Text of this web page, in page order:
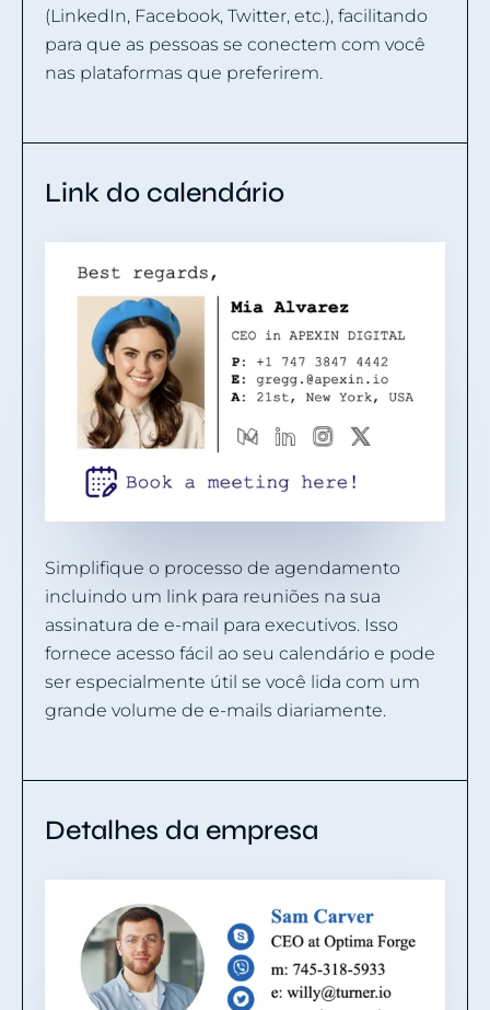
(LinkedIn, Facebook, Twitter, etc.), facilitando
para que as pessoas se conectem com você
nas plataformas que preferirem.
Link do calendário
Simplifique o processo de agendamento
incluindo um link para reuniões na sua
assinatura de e-mail para executivos. Isso
fornece acesso fácil ao seu calendário e pode
ser especialmente útil se você lida com um
grande volume de e-mails diariamente.
Detalhes da empresa